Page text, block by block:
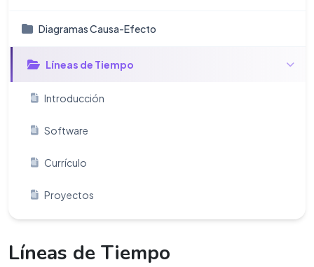
Diagramas Causa-Efecto
Líneas de Tiempo
Introducción
Software
Currículo
Proyectos
Líneas de Tiempo